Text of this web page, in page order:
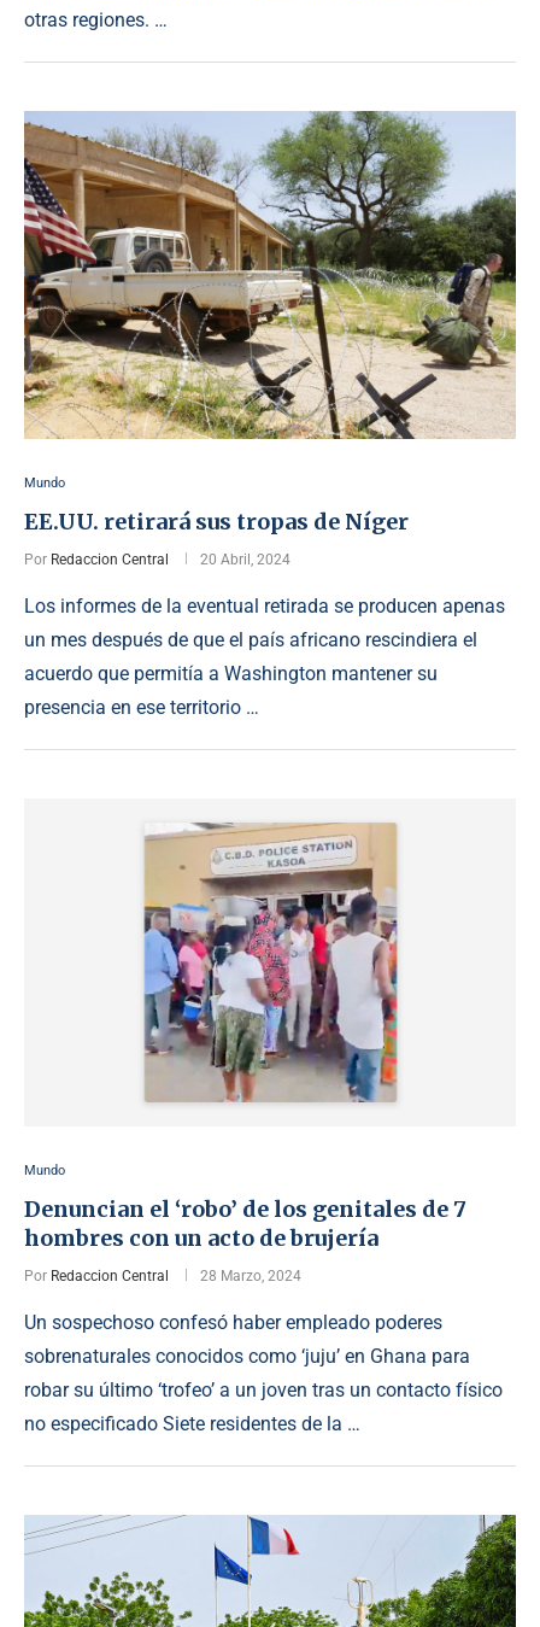
otras regiones. …
Mundo
EE.UU. retirará sus tropas de Níger
Por Redaccion Central 20 Abril, 2024
Los informes de la eventual retirada se producen apenas
un mes después de que el país africano rescindiera el
acuerdo que permitía a Washington mantener su
presencia en ese territorio …
Mundo
Denuncian el ‘robo’ de los genitales de 7
hombres con un acto de brujería
Por Redaccion Central 28 Marzo, 2024
Un sospechoso confesó haber empleado poderes
sobrenaturales conocidos como ‘juju’ en Ghana para
robar su último ‘trofeo’ a un joven tras un contacto físico
no especificado Siete residentes de la …